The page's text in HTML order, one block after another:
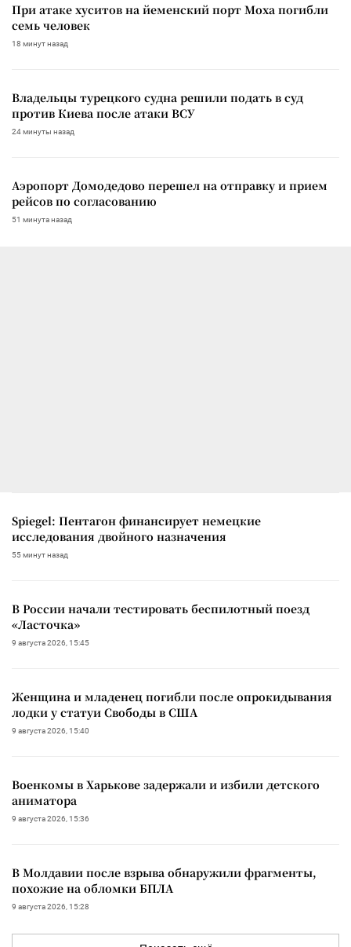
При атаке хуситов на йеменский порт Моха погибли
семь человек
18 минут назад
Владельцы турецкого судна решили подать в суд
против Киева после атаки ВСУ
24 минуты назад
Аэропорт Домодедово перешел на отправку и прием
рейсов по согласованию
51 минута назад
Spiegel: Пентагон финансирует немецкие
исследования двойного назначения
55 минут назад
В России начали тестировать беспилотный поезд
«Ласточка»
9 августа 2026, 15:45
Женщина и младенец погибли после опрокидывания
лодки у статуи Свободы в США
9 августа 2026, 15:40
Военкомы в Харькове задержали и избили детского
аниматора
9 августа 2026, 15:36
В Молдавии после взрыва обнаружили фрагменты,
похожие на обломки БПЛА
9 августа 2026, 15:28